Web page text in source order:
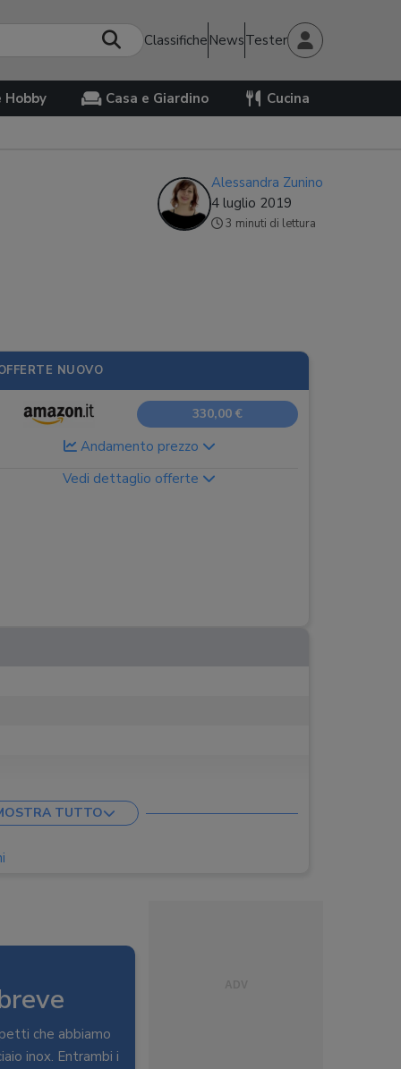
Classifiche NewsTester
Hobby Casa e Giardino Cucina
Alessandra Zunino
4 luglio 2019
3 minuti di lettura
NUOVO
330,00 €
Andamento prezzo
Vedi dettaglio offerte
TUTTO
che abbiamo
inox. Entrambi i